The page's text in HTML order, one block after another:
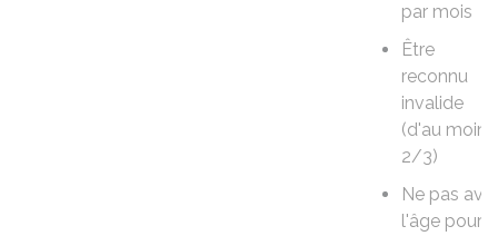
par mois
Être
reconnu
invalide
(d'au moins
2/3)
Ne pas
l'âge pour